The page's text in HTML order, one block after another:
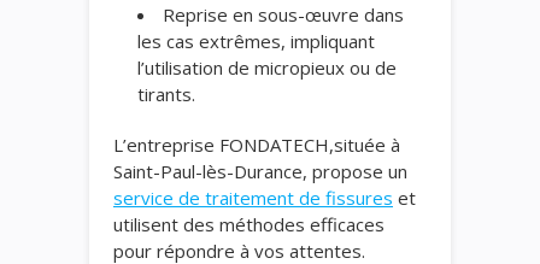
Reprise en sous-œuvre dans
les cas extrêmes, impliquant
l’utilisation de micropieux ou de
tirants.
L’entreprise FONDATECH,située à
Saint-Paul-lès-Durance, propose un
service de traitement de fissures et
utilisent des méthodes efficaces
pour répondre à vos attentes.